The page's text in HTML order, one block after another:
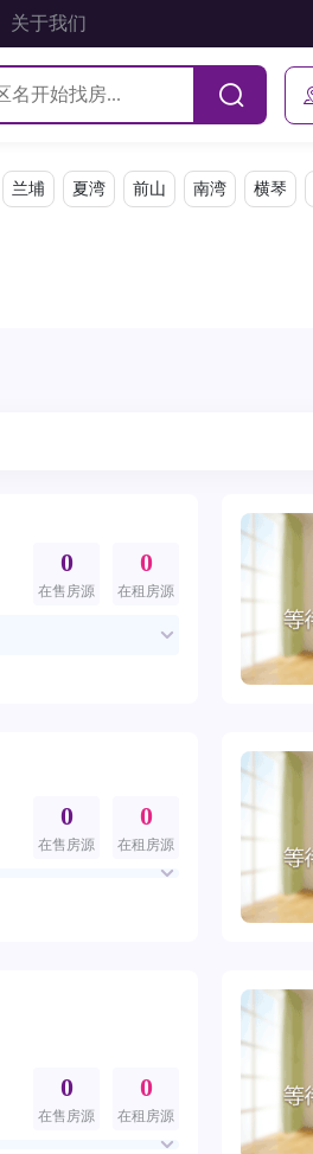
关于我们
兰埔 夏湾 前山 南湾 横琴
0
在售房源
0
在租房源
0
在售房源
0
在租房源
0
在售房源
0
在租房源